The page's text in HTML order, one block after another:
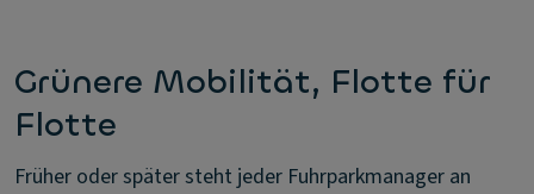
Grünere Mobilität, Flotte für
Flotte
Früher oder später steht jeder Fuhrparkmanager an